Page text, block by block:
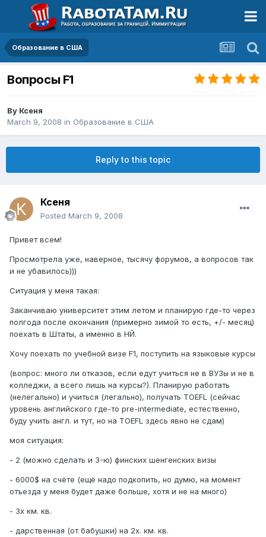
Образование в США
Вопросы F1
By Ксеня
March 9, 2008 in Образование в США
Reply to this topic
Ксеня
Posted March 9, 2008
Привет всем!
Просмотрела уже, наверное, тысячу форумов, а вопросов так
и не убавилось)))
Ситуация у меня такая:
Заканчиваю университет этим летом и планирую где-то через
полгода после окончания (примерно зимой то есть, +/- месяц)
поехать в Штаты, а именно в НЙ.
Хочу поехать по учебной визе F1, поступить на языковые курсы
(вопрос: много ли отказов, если едут учиться не в ВУЗы и не в
колледжи, а всего лишь на курсы?). Планирую работать
(нелегально) и учиться (легально), получать TOEFL (сейчас
уровень английского где-то pre-intermediate, естественно,
буду учить англ. и тут, но на TOEFL здесь явно не сдам)
моя ситуация:
- 2 (можно сделать и 3-ю) финских шенгенских визы
- 6000$ на счёте (ещё надо подкопить, но думю, на момент
отъезда у меня будет даже больше, хотя и не на много)
- 3х км. кв.
- дарственная (от бабушки) на 2х. км. кв.